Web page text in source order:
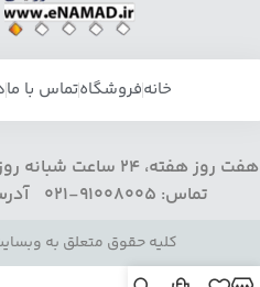
خانهفروشگاهتماس با ما
هفت روز هفته، 24
تماس: 91008005-021 آدرس ایمیل:info@doosoo.ir
کلیه حقوق متعلق به